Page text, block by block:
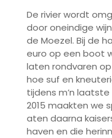
De rivier wordt
door oneindige
de Moezel. Bij de
euro op een boot
laten rondvaren op
hoe suf en
tijdens m’n
2015 maakten we
aten daarna
haven en die